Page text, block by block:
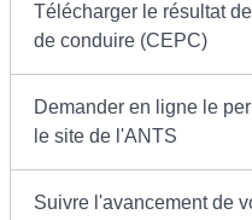
Télécharger le résultat
de conduire (CEPC)
Demander en ligne le
le site de l'ANTS
Suivre l'avancement de